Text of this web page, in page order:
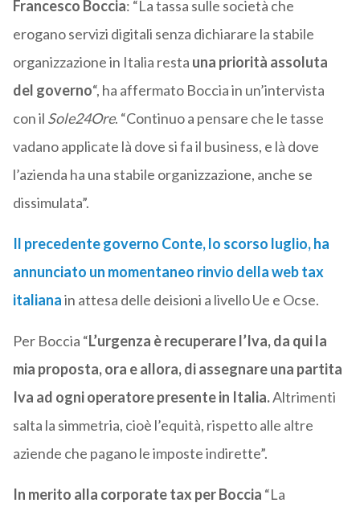
Francesco Boccia: “La tassa sulle società che
erogano servizi digitali senza dichiarare la stabile
organizzazione in Italia resta una priorità assoluta
del governo“, ha affermato Boccia in un’intervista
con il Sole24Ore. “Continuo a pensare che le tasse
vadano applicate là dove si fa il business, e là dove
l’azienda ha una stabile organizzazione, anche se
dissimulata”.
Il precedente governo Conte, lo scorso luglio, ha
annunciato un momentaneo rinvio dellaweb tax
italianain attesa delle deisioni a livello Ue e Ocse.
Per Boccia “L’urgenza è recuperare l’Iva, da qui la
mia proposta, ora e allora, di assegnare una partita
Iva ad ogni operatore presente in Italia.Altrimenti
salta la simmetria, cioè l’equità, rispetto alle altre
aziende che pagano le imposte indirette”.
In merito alla corporate tax per Boccia “La